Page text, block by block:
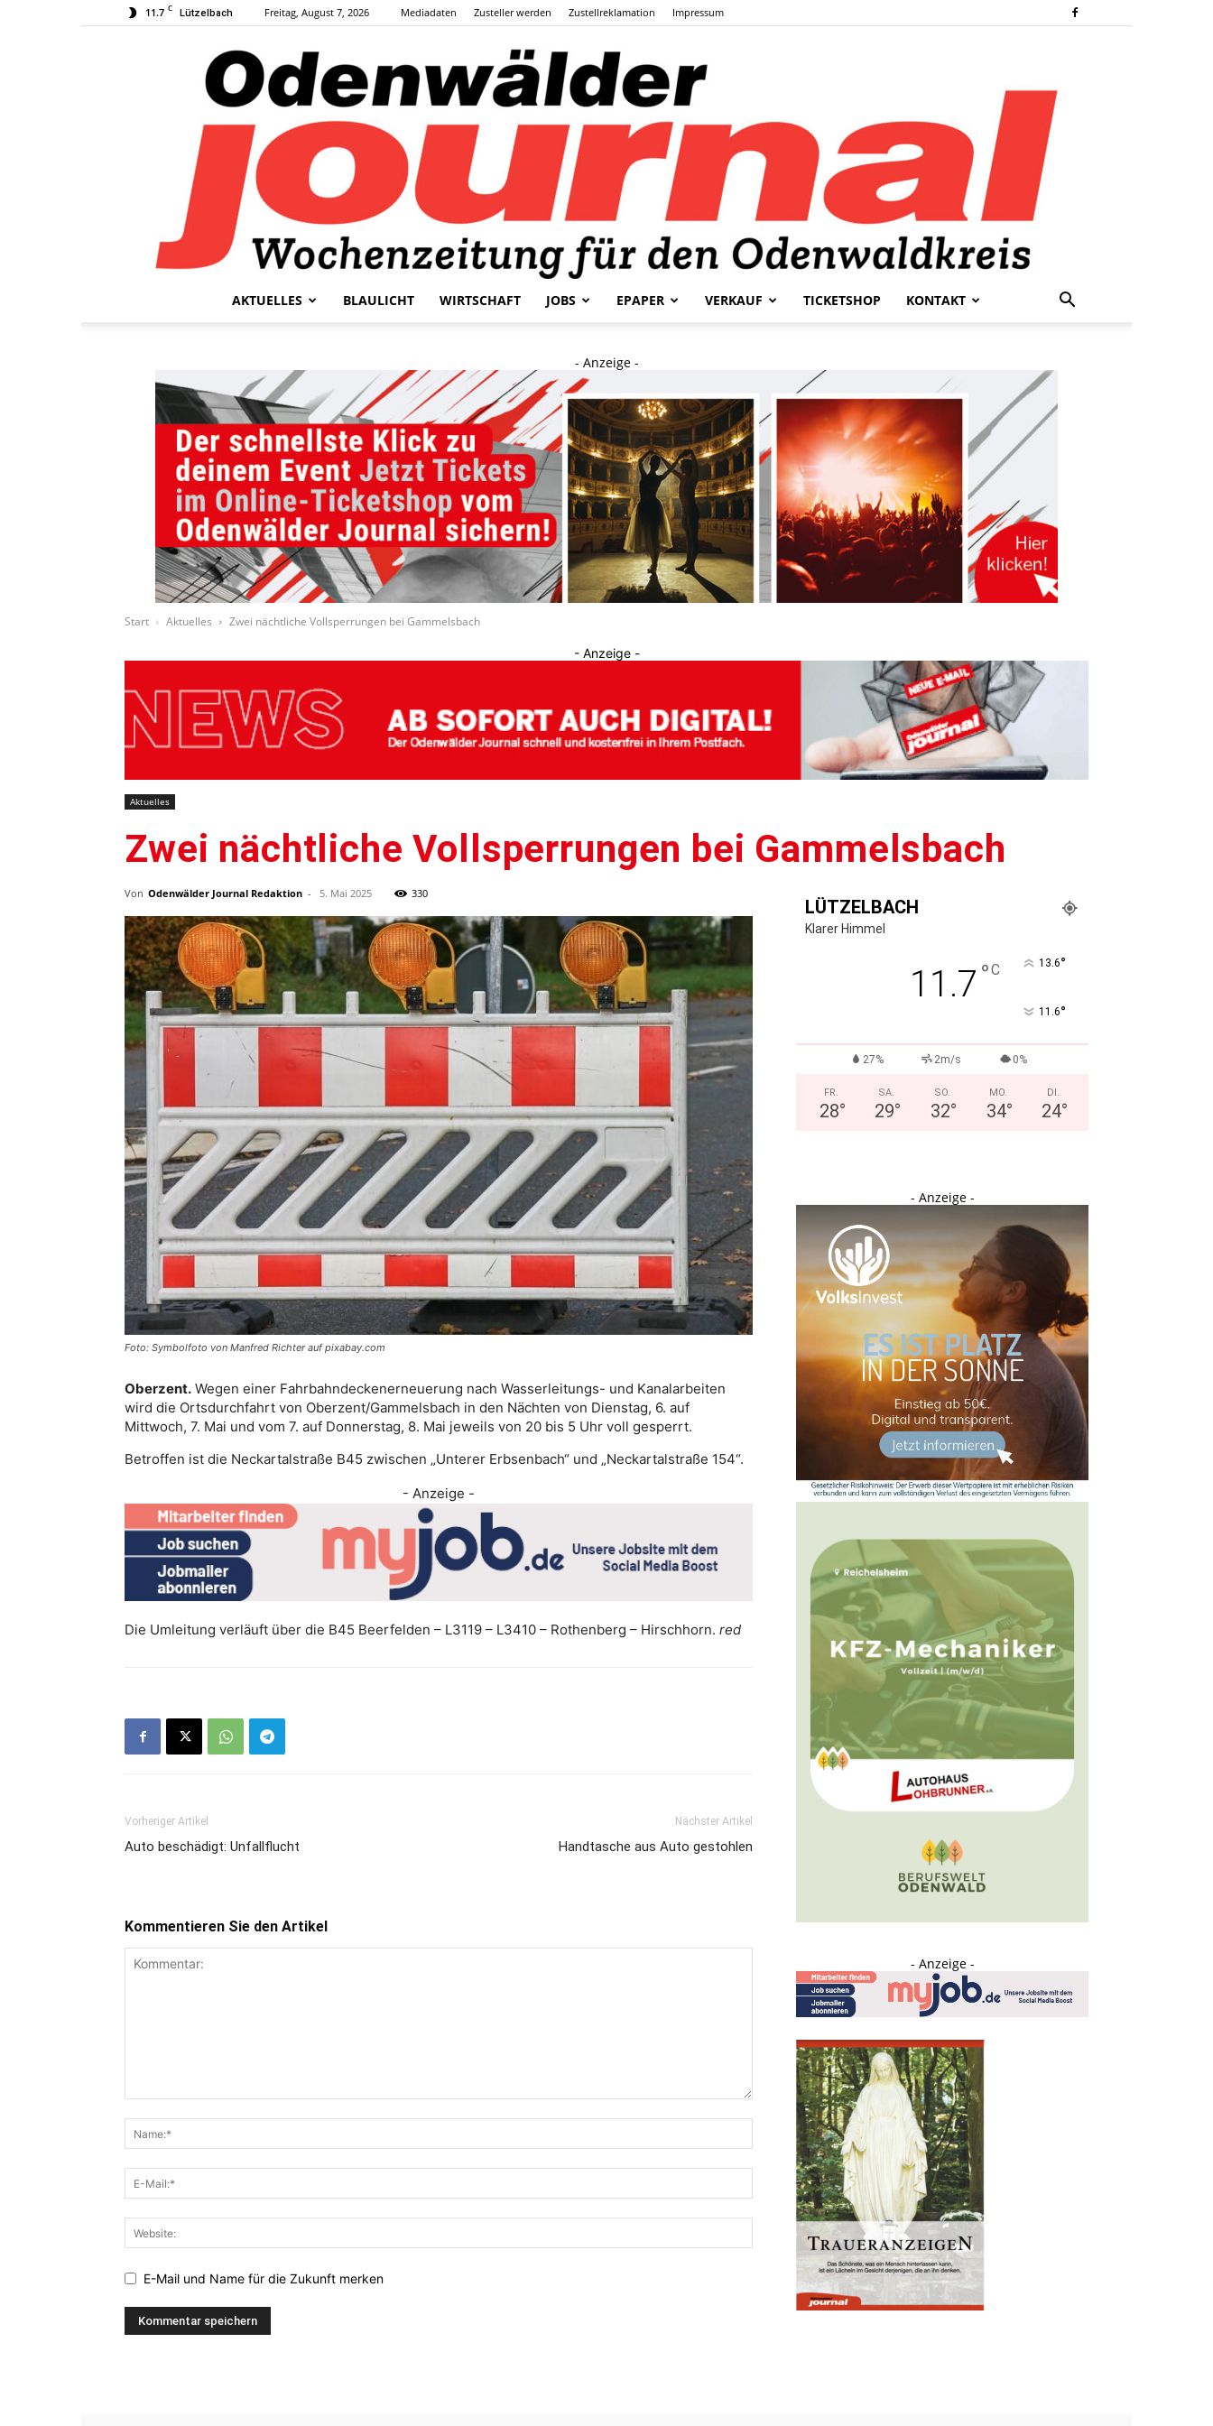
11.7 C Lützelbach Freitag, August 7, 2026 Mediadaten Zusteller werden Zustellreklamation Impressum
Journal
AKTUELLES BLAULICHT WIRTSCHAFT JOBS EPAPER VERKAUF TICKETSHOP KONTAKT
- Anzeige -
Start Aktuelles Zwei nächtliche Vollsperrungen bei Gammelsbach
- Anzeige -
Aktuelles
Zwei nächtliche Vollsperrungen bei Gammelsbach
Von Odenwälder Journal Redaktion - 5. Mai 2025 330
Foto: Symbolfoto von Manfred Richter auf pixabay.com
Oberzent. Wegen einer Fahrbahndeckenerneuerung nach Wasserleitungs- und Kanalarbeiten
wird die Ortsdurchfahrt von Oberzent/Gammelsbach in den Nächten von Dienstag, 6. auf
Mittwoch, 7. Mai und vom 7. auf Donnerstag, 8. Mai jeweils von 20 bis 5 Uhr voll gesperrt.
Betroffen ist die Neckartalstraße B45 zwischen „Unterer Erbsenbach“ und „Neckartalstraße 154“.
- Anzeige -
Die Umleitung verläuft über die B45 Beerfelden – L3119 – L3410 – Rothenberg – Hirschhorn. red
Vorheriger Artikel
Auto beschädigt: Unfallflucht
Nächster Artikel
Handtasche aus Auto gestohlen
Kommentieren Sie den Artikel
E-Mail und Name für die Zukunft merken
LÜTZELBACH
Klarer Himmel
11.7 °C 13.6°
11.6°
27% 2m/s 0%
FR.
28°
SA.
29°
SO.
32°
MO.
34°
DI.
24°
- Anzeige -
- Anzeige -